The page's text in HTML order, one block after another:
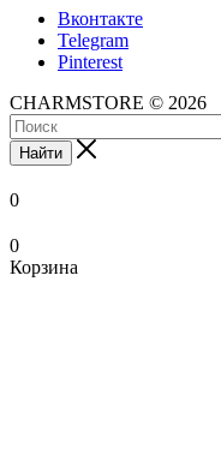
Вконтакте
Telegram
Pinterest
CHARMSTORE © 2026
Найти
0
0
Корзина